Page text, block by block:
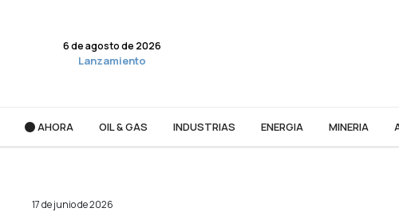
6 de agosto de 2026
Lanzamiento
AHORA OIL & GAS INDUSTRIAS ENERGIA MINERIA
17 de junio de 2026